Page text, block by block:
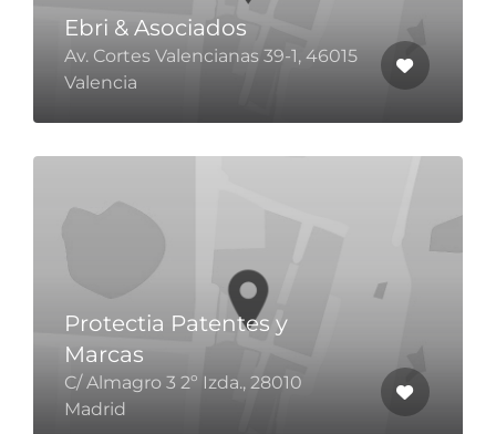
Ebri & Asociados
Av. Cortes Valencianas 39-1, 46015
Valencia
Protectia Patentes y
Marcas
C/ Almagro 3 2º Izda., 28010
Madrid